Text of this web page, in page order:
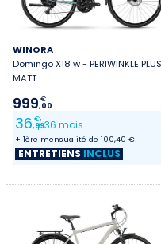
Créez
WINORA
Domingo X18 w - PERIWINKLE
MATT
999,00
€
36,99
€/ 36 mois
+ 1ère mensualité de 100,40 €
ENTRETIENS INCLUS